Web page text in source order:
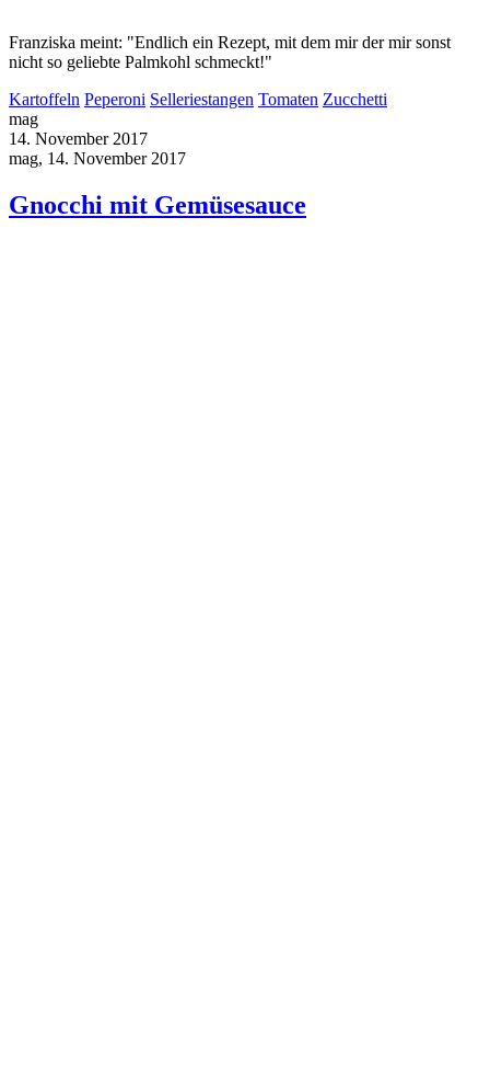
Franziska meint: "Endlich ein Rezept, mit dem mir der mir sonst
nicht so geliebte Palmkohl schmeckt!"
Kartoffeln Peperoni Selleriestangen Tomaten Zucchetti
mag
14. November 2017
mag, 14. November 2017
Gnocchi mit Gemüsesauce